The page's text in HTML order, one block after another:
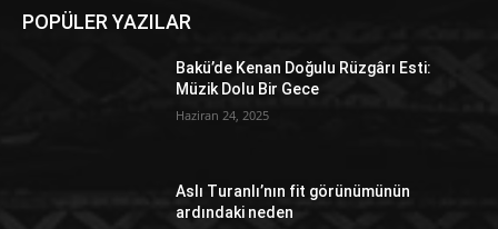
POPÜLER YAZILAR
Bakü’de Kenan Doğulu Rüzgârı Esti:
Müzik Dolu Bir Gece
Haziran 24, 2025
Aslı Turanlı’nın fit görünümünün
ardındaki neden